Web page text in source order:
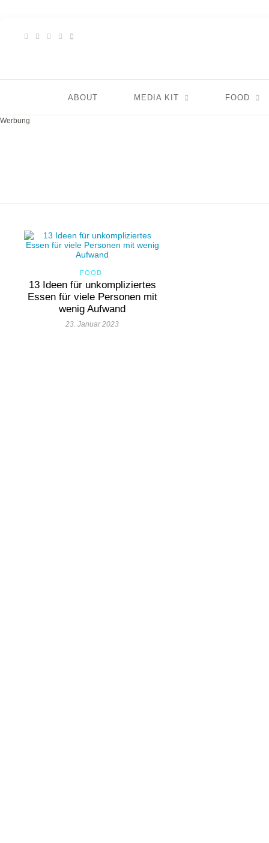
ABOUT MEDIA KIT FOOD
Werbung
FOOD
13 Ideen für unkompliziertes
Essen für viele Personen mit
wenig Aufwand
23. Januar 2023